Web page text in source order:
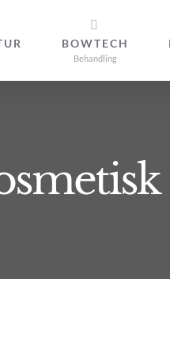
BOWTECH
Behandling